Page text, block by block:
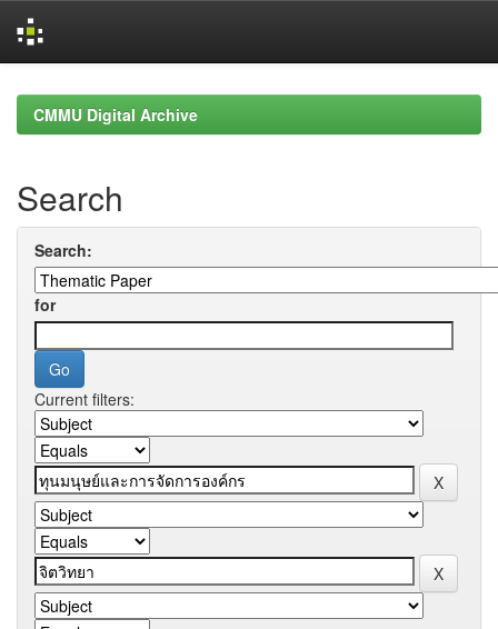
navigationCMMU Digital Archive
Search
Search:
for
Current filters: